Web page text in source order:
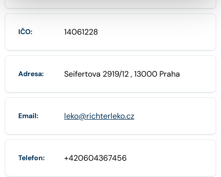
IČO: 14061228
Adresa: Seifertova 2919/12 , 13000 Praha
Email: leko@richterleko.cz
Telefon: +420604367456